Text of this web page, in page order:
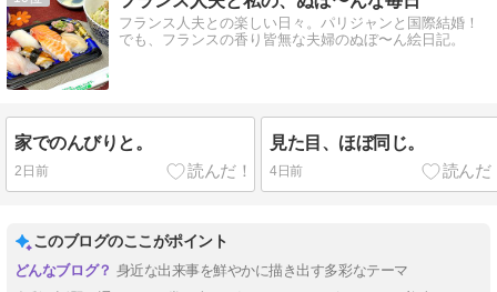
フランス人夫との楽しい日々。パリジャンと国際結婚！
でも、フランスの香り皆無な夫婦のぬぼ〜ん絵日記。
家でのんびりと。
2日前
見た目、ほぼ同じ。
4日前
このブログのここがポイント
身近な出来事を鮮やかに描き出す多彩なテーマ